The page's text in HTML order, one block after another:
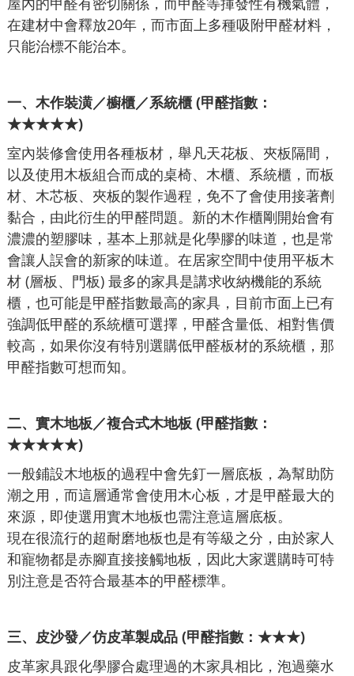
在建材中會釋放20年，而市面上多種吸附甲醛材料，
只能治標不能治本。
一、木作裝潢／櫥櫃／系統櫃 (甲醛指數：
★★★★★)
室內裝修會使用各種板材，舉凡天花板、夾板隔間，
以及使用木板組合而成的桌椅、木櫃、系統櫃，而板
材、木芯板、夾板的製作過程，免不了會使用接著劑
黏合，由此衍生的甲醛問題。新的木作櫃剛開始會有
濃濃的塑膠味，基本上那就是化學膠的味道，也是常
會讓人誤會的新家的味道。在居家空間中使用平板木
材 (層板、門板) 最多的家具是講求收納機能的系統
櫃，也可能是甲醛指數最高的家具，目前市面上已有
強調低甲醛的系統櫃可選擇，甲醛含量低、相對售價
較高，如果你沒有特別選購低甲醛板材的系統櫃，那
甲醛指數可想而知。
二、 實木地板／複合式木地板 (甲醛指數：
★★★★★)
一般鋪設木地板的過程中會先釘一層底板，為幫助防
潮之用，而這層通常會使用木心板，才是甲醛最大的
來源，即使選用實木地板也需注意這層底板。
現在很流行的超耐磨地板也是有等級之分，由於家人
和寵物都是赤腳直接接觸地板，因此大家選購時可特
別注意是否符合最基本的甲醛標準。
三、 皮沙發／仿皮革製成品 (甲醛指數：★★★)
皮革家具跟化學膠合處理過的木家具相比，泡過藥水